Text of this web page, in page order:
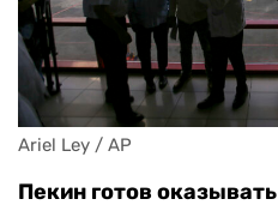
Ariel Ley / AP
Пекин готов